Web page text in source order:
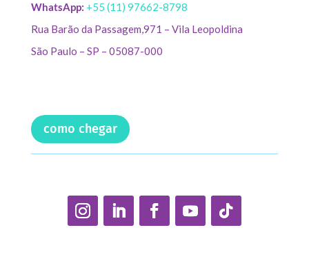
WhatsApp: +55 (11) 97662-8798
Rua Barão da Passagem,971 – Vila Leopoldina
São Paulo – SP – 05087-000
como chegar